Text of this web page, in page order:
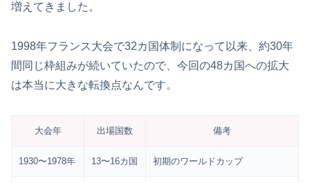
増えてきました。
1998年フランス大会で32カ国体制になって以来、約30年
間同じ枠組みが続いていたので、今回の48カ国への拡大
は本当に大きな転換点なんです。
大会年 出場国数 備考
1930〜1978年 13〜16カ国 初期のワールドカップ